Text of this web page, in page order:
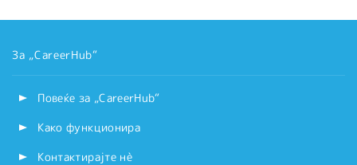
За „CareerHub“
Повеќе за „CareerHub“
Како функционира
Контактирајте нѐ